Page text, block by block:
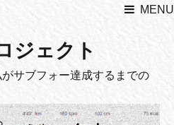
MENU
ジェクト
サブフォー達成するまでの